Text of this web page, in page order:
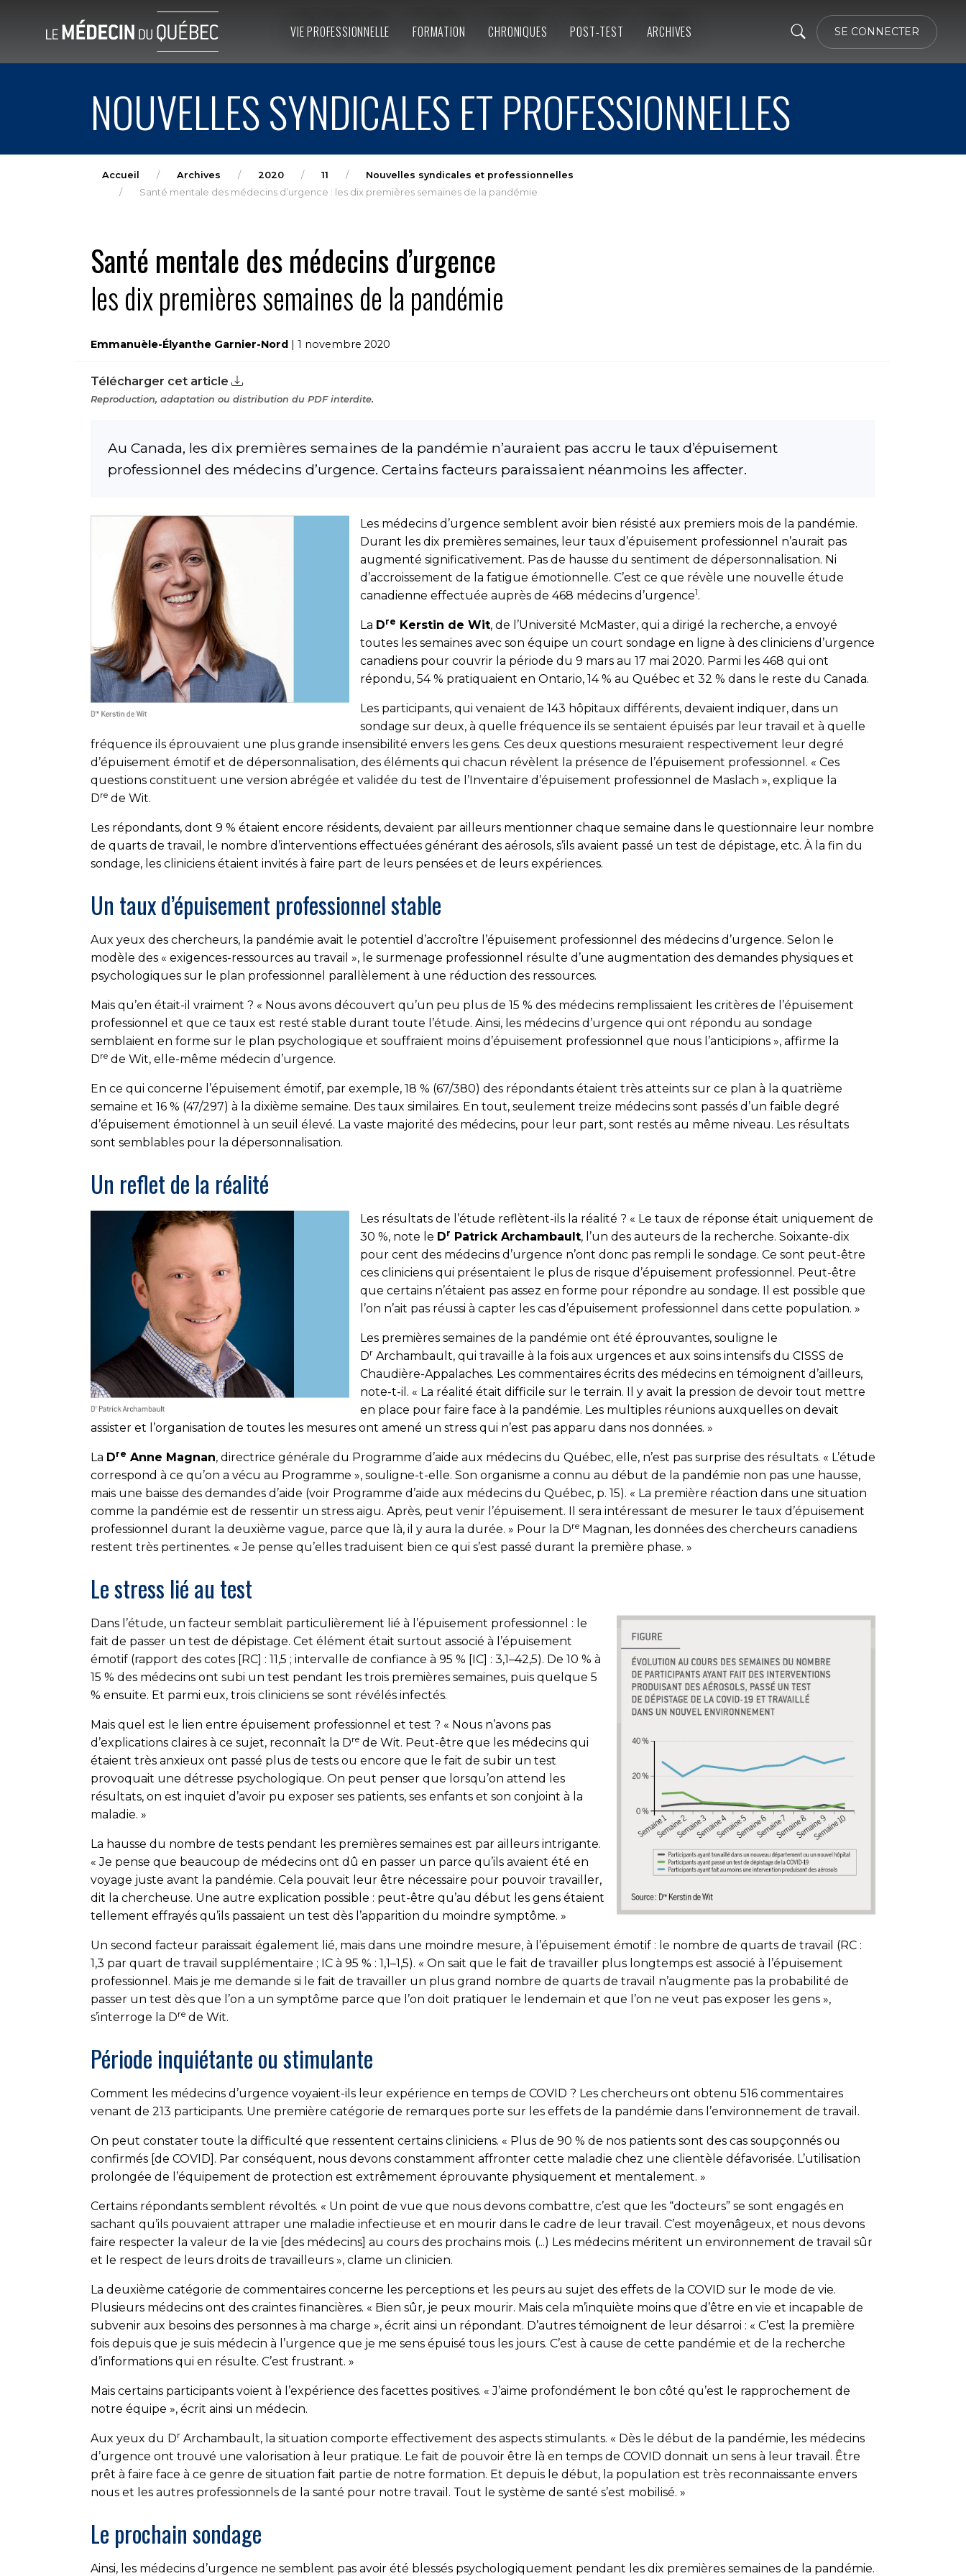
SE CONNECTER
VIE PROFESSIONNELLE FORMATION CHRONIQUES POST-TEST ARCHIVES
NOUVELLES SYNDICALES ET PROFESSIONNELLES
Accueil Archives 2020 11
Nouvelles syndicales et professionnelles
Santé mentale des médecins d’urgence : les dix premières semaines de la pandémie
Santé mentale des médecins d’urgence
les dix premières semaines de la pandémie
Emmanuèle-Élyanthe Garnier-Nord | 1 novembre 2020
Télécharger cet article
Reproduction, adaptation ou distribution du PDF interdite.
Au Canada, les dix premières semaines de la pandémie n’auraient pas accru le taux d’épuisement
professionnel des médecins d’urgence. Certains facteurs paraissaient néanmoins les affecter.
Les médecins d’urgence semblent avoir bien résisté aux premiers mois de la pandémie.
Durant les dix premières semaines, leur taux d’épuisement professionnel n’aurait pas
augmenté significativement. Pas de hausse du sentiment de dépersonnalisation. Ni
d’accroissement de la fatigue émotionnelle. C’est ce que révèle une nouvelle étude
canadienne effectuée auprès de 468 médecins d’urgence1.
La Dre Kerstin de Wit, de l’Université McMaster, qui a dirigé la recherche, a envoyé
toutes les semaines avec son équipe un court sondage en ligne à des cliniciens d’urgence
canadiens pour couvrir la période du 9 mars au 17 mai 2020. Parmi les 468 qui ont
répondu, 54 % pratiquaient en Ontario, 14 % au Québec et 32 % dans le reste du Canada.
Les participants, qui venaient de 143 hôpitaux différents, devaient indiquer, dans un
sondage sur deux, à quelle fréquence ils se sentaient épuisés par leur travail et à quelle
fréquence ils éprouvaient une plus grande insensibilité envers les gens. Ces deux questions mesuraient respectivement leur degré
d’épuisement émotif et de dépersonnalisation, des éléments qui chacun révèlent la présence de l’épuisement professionnel. « Ces
questions constituent une version abrégée et validée du test de l’Inventaire d’épuisement professionnel de Maslach », explique la
Dre de Wit.
Les répondants, dont 9 % étaient encore résidents, devaient par ailleurs mentionner chaque semaine dans le questionnaire leur nombre
de quarts de travail, le nombre d’interventions effectuées générant des aérosols, s’ils avaient passé un test de dépistage, etc. À la fin du
sondage, les cliniciens étaient invités à faire part de leurs pensées et de leurs expériences.
Un taux d’épuisement professionnel stable
Aux yeux des chercheurs, la pandémie avait le potentiel d’accroître l’épuisement professionnel des médecins d’urgence. Selon le
modèle des « exigences-ressources au travail », le surmenage professionnel résulte d’une augmentation des demandes physiques et
psychologiques sur le plan professionnel parallèlement à une réduction des ressources.
Mais qu’en était-il vraiment ? « Nous avons découvert qu’un peu plus de 15 % des médecins remplissaient les critères de l’épuisement
professionnel et que ce taux est resté stable durant toute l’étude. Ainsi, les médecins d’urgence qui ont répondu au sondage
semblaient en forme sur le plan psychologique et souffraient moins d’épuisement professionnel que nous l’anticipions », affirme la
Dre de Wit, elle-même médecin d’urgence.
En ce qui concerne l’épuisement émotif, par exemple, 18 % (67/380) des répondants étaient très atteints sur ce plan à la quatrième
semaine et 16 % (47/297) à la dixième semaine. Des taux similaires. En tout, seulement treize médecins sont passés d’un faible degré
d’épuisement émotionnel à un seuil élevé. La vaste majorité des médecins, pour leur part, sont restés au même niveau. Les résultats
sont semblables pour la dépersonnalisation.
Un reflet de la réalité
Les résultats de l’étude reflètent-ils la réalité ? « Le taux de réponse était uniquement de
30 %, note le Dr Patrick Archambault, l’un des auteurs de la recherche. Soixante-dix
pour cent des médecins d’urgence n’ont donc pas rempli le sondage. Ce sont peut-être
ces cliniciens qui présentaient le plus de risque d’épuisement professionnel. Peut-être
que certains n’étaient pas assez en forme pour répondre au sondage. Il est possible que
l’on n’ait pas réussi à capter les cas d’épuisement professionnel dans cette population. »
Les premières semaines de la pandémie ont été éprouvantes, souligne le
Dr Archambault, qui travaille à la fois aux urgences et aux soins intensifs du CISSS de
Chaudière-Appalaches. Les commentaires écrits des médecins en témoignent d’ailleurs,
note-t-il. « La réalité était difficile sur le terrain. Il y avait la pression de devoir tout mettre
en place pour faire face à la pandémie. Les multiples réunions auxquelles on devait
assister et l’organisation de toutes les mesures ont amené un stress qui n’est pas apparu dans nos données. »
La Dre Anne Magnan, directrice générale du Programme d’aide aux médecins du Québec, elle, n’est pas surprise des résultats. « L’étude
correspond à ce qu’on a vécu au Programme », souligne-t-elle. Son organisme a connu au début de la pandémie non pas une hausse,
mais une baisse des demandes d’aide (voir Programme d’aide aux médecins du Québec, p. 15). « La première réaction dans une situation
comme la pandémie est de ressentir un stress aigu. Après, peut venir l’épuisement. Il sera intéressant de mesurer le taux d’épuisement
professionnel durant la deuxième vague, parce que là, il y aura la durée. » Pour la Dre Magnan, les données des chercheurs canadiens
restent très pertinentes. « Je pense qu’elles traduisent bien ce qui s’est passé durant la première phase. »
Le stress lié au test
Dans l’étude, un facteur semblait particulièrement lié à l’épuisement professionnel : le
fait de passer un test de dépistage. Cet élément était surtout associé à l’épuisement
émotif (rapport des cotes [RC] : 11,5 ; intervalle de confiance à 95 % [IC] : 3,1–42,5). De 10 % à
15 % des médecins ont subi un test pendant les trois premières semaines, puis quelque 5
% ensuite. Et parmi eux, trois cliniciens se sont révélés infectés.
Mais quel est le lien entre épuisement professionnel et test ? « Nous n’avons pas
d’explications claires à ce sujet, reconnaît la Dre de Wit. Peut-être que les médecins qui
étaient très anxieux ont passé plus de tests ou encore que le fait de subir un test
provoquait une détresse psychologique. On peut penser que lorsqu’on attend les
résultats, on est inquiet d’avoir pu exposer ses patients, ses enfants et son conjoint à la
maladie. »
La hausse du nombre de tests pendant les premières semaines est par ailleurs intrigante.
« Je pense que beaucoup de médecins ont dû en passer un parce qu’ils avaient été en
voyage juste avant la pandémie. Cela pouvait leur être nécessaire pour pouvoir travailler,
dit la chercheuse. Une autre explication possible : peut-être qu’au début les gens étaient
tellement effrayés qu’ils passaient un test dès l’apparition du moindre symptôme. »
Un second facteur paraissait également lié, mais dans une moindre mesure, à l’épuisement émotif : le nombre de quarts de travail (RC :
1,3 par quart de travail supplémentaire ; IC à 95 % : 1,1–1,5). « On sait que le fait de travailler plus longtemps est associé à l’épuisement
professionnel. Mais je me demande si le fait de travailler un plus grand nombre de quarts de travail n’augmente pas la probabilité de
passer un test dès que l’on a un symptôme parce que l’on doit pratiquer le lendemain et que l’on ne veut pas exposer les gens »,
s’interroge la Dre de Wit.
Période inquiétante ou stimulante
Comment les médecins d’urgence voyaient-ils leur expérience en temps de COVID ? Les chercheurs ont obtenu 516 commentaires
venant de 213 participants. Une première catégorie de remarques porte sur les effets de la pandémie dans l’environnement de travail.
On peut constater toute la difficulté que ressentent certains cliniciens. « Plus de 90 % de nos patients sont des cas soupçonnés ou
confirmés [de COVID]. Par conséquent, nous devons constamment affronter cette maladie chez une clientèle défavorisée. L’utilisation
prolongée de l’équipement de protection est extrêmement éprouvante physiquement et mentalement. »
Certains répondants semblent révoltés. « Un point de vue que nous devons combattre, c’est que les “docteurs” se sont engagés en
sachant qu’ils pouvaient attraper une maladie infectieuse et en mourir dans le cadre de leur travail. C’est moyenâgeux, et nous devons
faire respecter la valeur de la vie [des médecins] au cours des prochains mois. (...) Les médecins méritent un environnement de travail sûr
et le respect de leurs droits de travailleurs », clame un clinicien.
La deuxième catégorie de commentaires concerne les perceptions et les peurs au sujet des effets de la COVID sur le mode de vie.
Plusieurs médecins ont des craintes financières. « Bien sûr, je peux mourir. Mais cela m’inquiète moins que d’être en vie et incapable de
subvenir aux besoins des personnes à ma charge », écrit ainsi un répondant. D’autres témoignent de leur désarroi : « C’est la première
fois depuis que je suis médecin à l’urgence que je me sens épuisé tous les jours. C’est à cause de cette pandémie et de la recherche
d’informations qui en résulte. C’est frustrant. »
Mais certains participants voient à l’expérience des facettes positives. « J’aime profondément le bon côté qu’est le rapprochement de
notre équipe », écrit ainsi un médecin.
Aux yeux du Dr Archambault, la situation comporte effectivement des aspects stimulants. « Dès le début de la pandémie, les médecins
d’urgence ont trouvé une valorisation à leur pratique. Le fait de pouvoir être là en temps de COVID donnait un sens à leur travail. Être
prêt à faire face à ce genre de situation fait partie de notre formation. Et depuis le début, la population est très reconnaissante envers
nous et les autres professionnels de la santé pour notre travail. Tout le système de santé s’est mobilisé. »
Le prochain sondage
Ainsi, les médecins d’urgence ne semblent pas avoir été blessés psychologiquement pendant les dix premières semaines de la pandémie.